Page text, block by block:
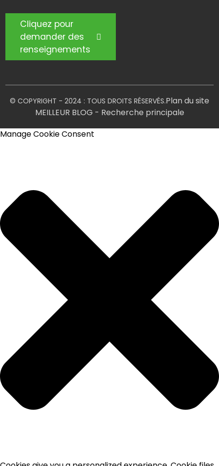
Cliquez pour
demander des
renseignements
© COPYRIGHT - 2024 : TOUS DROITS RÉSERVÉS.Plan du site
MEILLEUR BLOG - Recherche principale
Manage Cookie Consent